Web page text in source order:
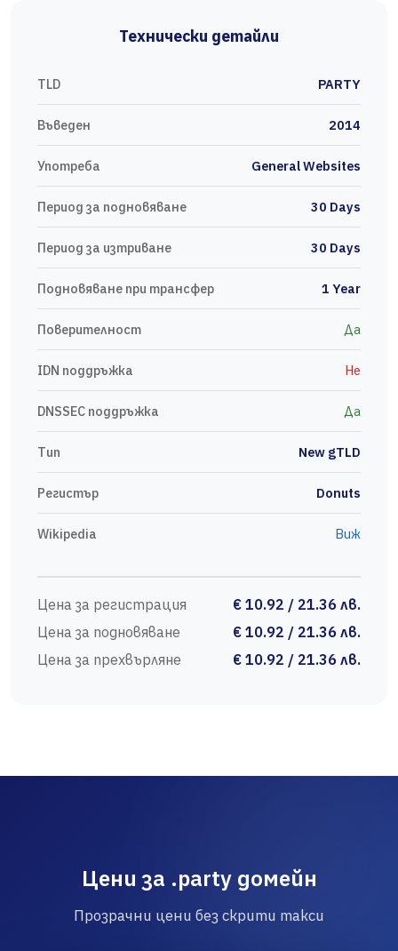
Технически детайли
TLD PARTY
Въведен 2014
Употреба General Websites
Период за подновяване 30 Days
Период за изтриване 30 Days
Подновяване при трансфер 1 Year
Поверителност Да
IDN поддръжка Не
DNSSEC поддръжка Да
Тип New gTLD
Регистър Donuts
Wikipedia Виж
Цена за регистрация
€ 10.92 / 21.36 лв.
Цена за подновяване
€ 10.92 / 21.36 лв.
Цена за прехвърляне
€ 10.92 / 21.36 лв.
Цени за .party домейн
Прозрачни цени без скрити такси